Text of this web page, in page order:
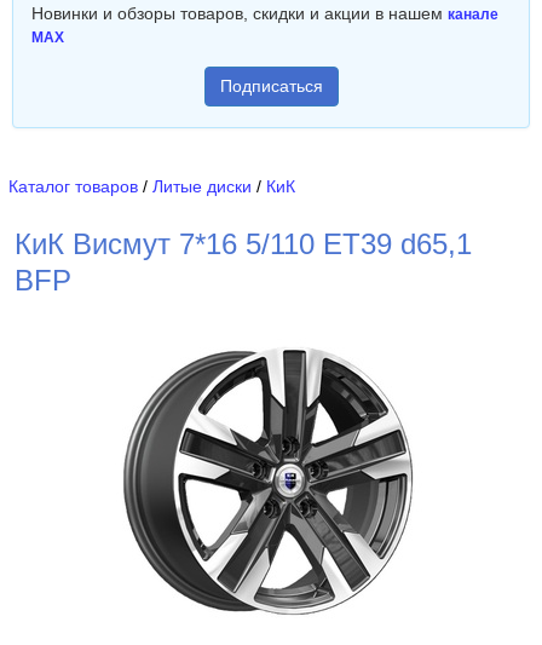
Новинки и обзоры товаров, скидки и акции в нашем канале
MAX
Подписаться
Каталог товаров / Литые диски / КиК
КиК Висмут 7*16 5/110 ET39 d65,1
BFP